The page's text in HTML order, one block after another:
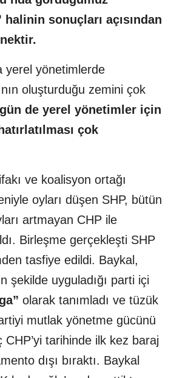
halinin sonuçları açısından
yerel yönetimlerde
oluşturduğu zemini çok
de yerel yönetimler için
çok
ve koalisyon ortağı
oyları düşen SHP, bütün
artmayan CHP ile
Birleşme gerçekleşti SHP
tasfiye edildi. Baykal,
şekilde uyguladığı parti içi
olarak tanımladı ve tüzük
mutlak yönetme gücünü
CHP’yi tarihinde ilk kez baraj
dışı bıraktı. Baykal